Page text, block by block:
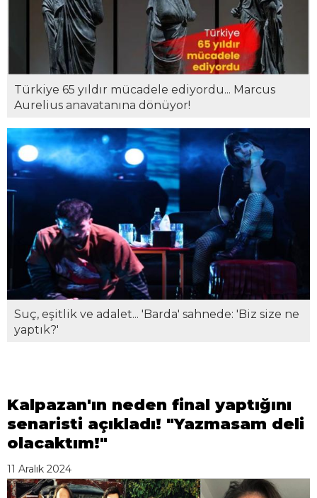
Türkiye 65 yıldır mücadele ediyordu... Marcus
Aurelius anavatanına dönüyor!
Suç, eşitlik ve adalet... 'Barda' sahnede: 'Biz size ne
yaptık?'
Kalpazan'ın neden final yaptığını
senaristi açıkladı! "Yazmasam deli
olacaktım!"
11 Aralık 2024